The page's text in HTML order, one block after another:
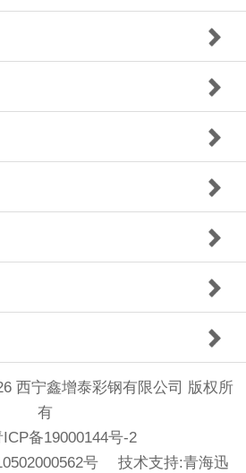
西宁鑫增泰彩钢有限公司 版权所
有
ICP备19000144号-2
号 技术支持:青海迅